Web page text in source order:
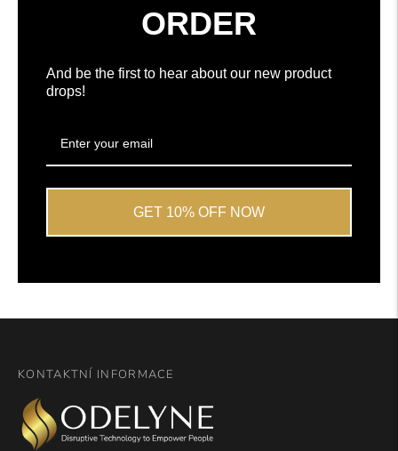
Reviews
ORDER
And be the first to hear about our new product
drops!
GET 10% OFF NOW
KONTAKTNÍ INFORMACE